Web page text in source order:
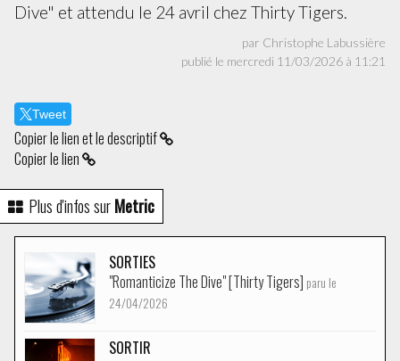
Dive" et attendu le 24 avril chez Thirty Tigers.
par Christophe Labussière
publié le mercredi 11/03/2026 à 11:21
Tweet
Copier le lien et le descriptif
Copier le lien
Plus d'infos surMetric
SORTIES
"Romanticize The Dive" [Thirty Tigers] paru le
24/04/2026
SORTIR